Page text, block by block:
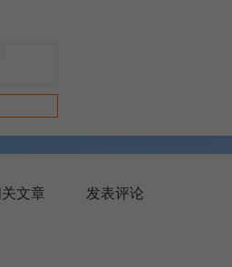
文章 发表评论